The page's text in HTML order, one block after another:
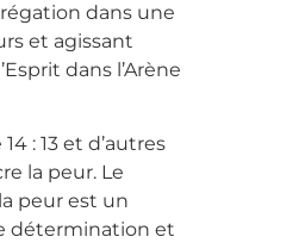
dans une
et agissant
dans l’Arène
: 13 et d’autres
la peur. Le
peur est un
détermination et